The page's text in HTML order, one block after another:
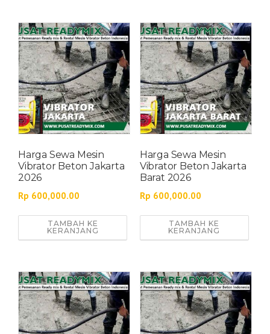
Harga Sewa Mesin
Vibrator Beton Jakarta
2026
Rp 600,000.00
TAMBAH KE
KERANJANG
Harga Sewa Mesin
Vibrator Beton Jakarta
Barat 2026
Rp 600,000.00
TAMBAH KE
KERANJANG